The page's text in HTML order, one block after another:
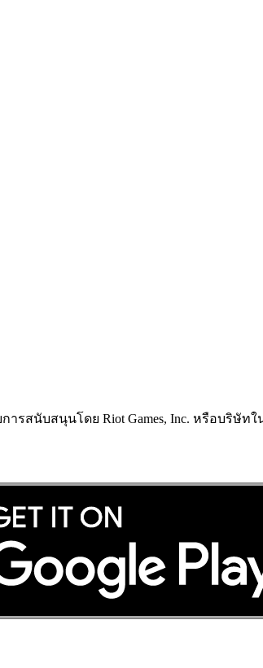
ารสนับสนุนโดย Riot Games, Inc. หรือบริษั